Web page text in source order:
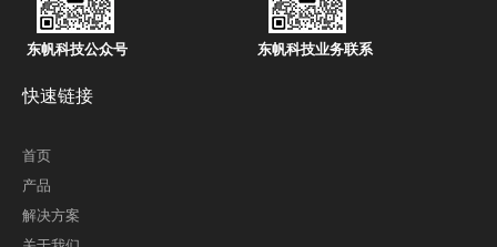
东帆科技公众号 东帆科技业务联系
快速链接
首页
产品
解决方案